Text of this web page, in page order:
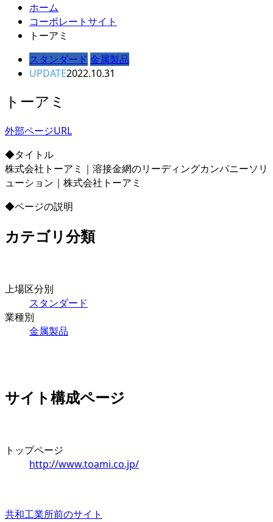
ホーム
コーポレートサイト
トーアミ
スタンダード 金属製品
UPDATE2022.10.31
トーアミ
外部ページURL
◆タイトル
株式会社トーアミ｜溶接金網のリーディングカンパニーソリ
ューション｜株式会社トーアミ
◆ページの説明
カテゴリ分類
上場区分別
スタンダード
業種別
金属製品
サイト構成ページ
トップページ
http://www.toami.co.jp/
共和工業所前のサイト